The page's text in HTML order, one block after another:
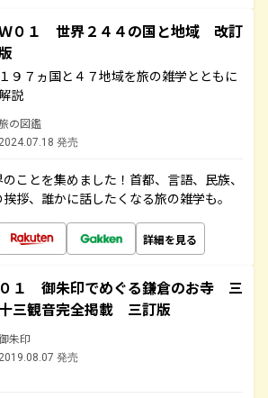
０１ 世界２４４の国と地域 改訂
１９７ヵ国と４７地域を旅の雑学とともに
説
の図鑑
2024.07.18 発売
ことを集めました！首都、言語、民族、
拶、誰かに話したくなる旅の雑学も。
詳細を見る
０１ 御朱印でめぐる鎌倉のお寺 三
三観音完全掲載 三訂版
朱印
2019.08.07 発売